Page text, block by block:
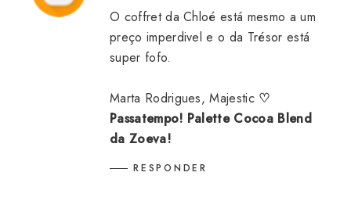
O coffret da Chloé está mesmo a um
preço imperdivel e o da Trésor está
super fofo.
Marta Rodrigues,Majestic ♡
Passatempo! Palette Cocoa Blend
da Zoeva!
RESPONDER